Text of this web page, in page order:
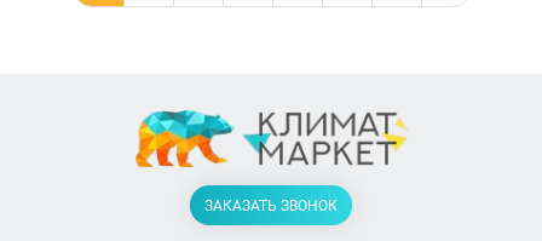
ЗАКАЗАТЬ ЗВОНОК